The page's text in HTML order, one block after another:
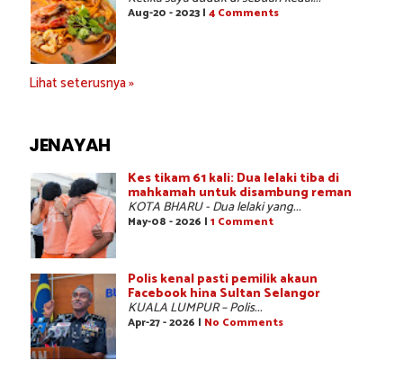
Aug-20 - 2023 | 4 Comments
Lihat seterusnya »
JENAYAH
Kes tikam 61 kali: Dua lelaki tiba di
mahkamah untuk disambung reman
KOTA BHARU - Dua lelaki yang...
May-08 - 2026 | 1 Comment
Polis kenal pasti pemilik akaun
Facebook hina Sultan Selangor
KUALA LUMPUR – Polis...
Apr-27 - 2026 | No Comments